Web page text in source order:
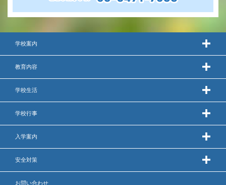
学校案内
教育内容
学校生活
学校行事
入学案内
安全対策
お問い合わせ